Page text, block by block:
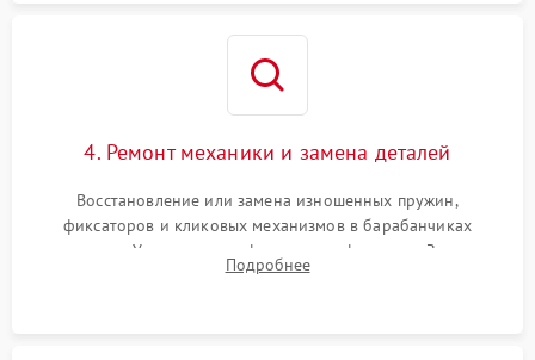
4. Ремонт механики и замена деталей
Восстановление или замена изношенных пружин,
фиксаторов и кликовых механизмов в барабанчиках
поправок. Устранение люфтов в трансфокаторе. Замена
поврежденных линз, разбитой сетки или восстановление
Подробнее